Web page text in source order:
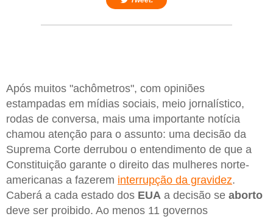
Após muitos "achômetros", com opiniões
estampadas em mídias sociais, meio jornalístico,
rodas de conversa, mais uma importante notícia
chamou atenção para o assunto: uma decisão da
Suprema Corte derrubou o entendimento de que a
Constituição garante o direito das mulheres norte-
americanas a fazerem interrupção da gravidez.
Caberá a cada estado dos EUA a decisão se aborto
deve ser proibido. Ao menos 11 governos